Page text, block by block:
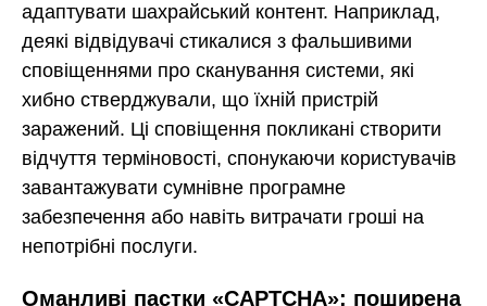
адаптувати шахрайський контент. Наприклад,
деякі відвідувачі стикалися з фальшивими
сповіщеннями про сканування системи, які
хибно стверджували, що їхній пристрій
заражений. Ці сповіщення покликані створити
відчуття терміновості, спонукаючи користувачів
завантажувати сумнівне програмне
забезпечення або навіть витрачати гроші на
непотрібні послуги.
Оманливі пастки «CAPTCHA»: поширена